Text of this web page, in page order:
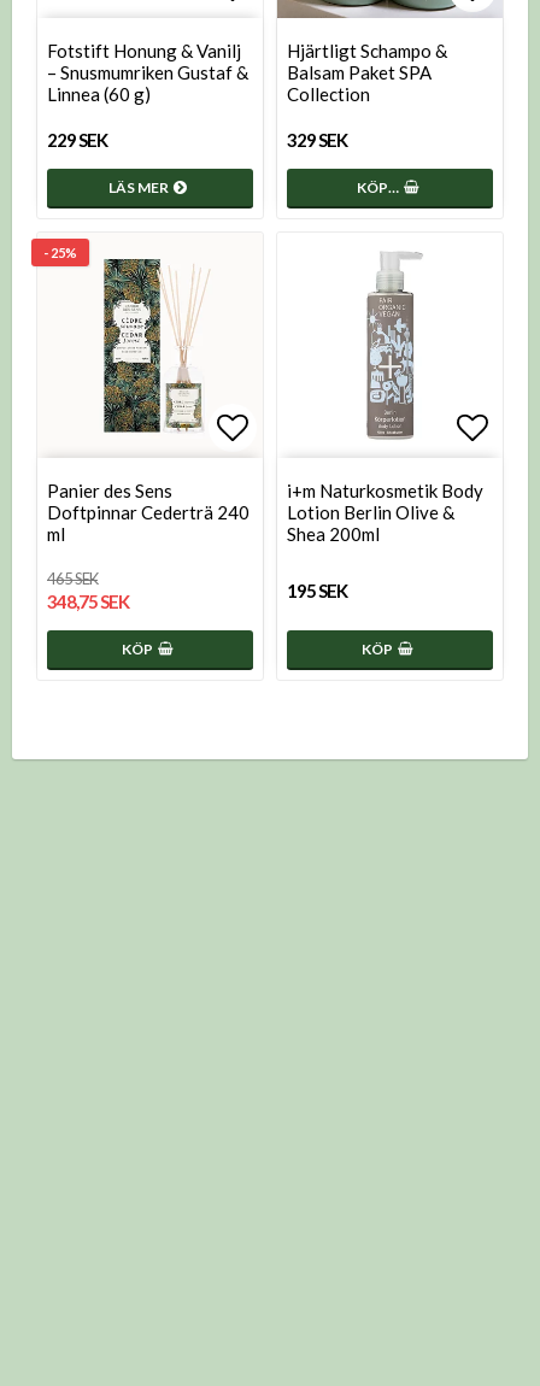
Lägg till i favoritlistan
Fotstift Honung & Vanilj
– Snusmumriken Gustaf &
Linnea (60 g)
229 SEK
LÄS MER
Lägg
Hjärtligt Schampo &
Balsam Paket SPA
Collection
329 SEK
KÖP…
- 25%
Lägg till i favoritlistan
Panier des Sens
Doftpinnar Cederträ 240
ml
465 SEK
348,75 SEK
KÖP
i+m Naturkosmetik Body
Lotion Berlin Olive &
Shea 200ml
195 SEK
KÖP